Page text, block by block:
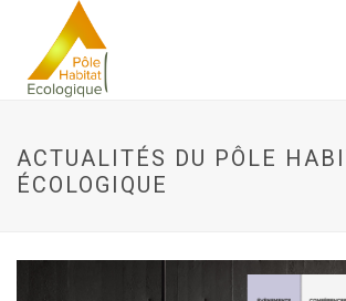
ACTUALITÉS DU PÔLE
ÉCOLOGIQUE